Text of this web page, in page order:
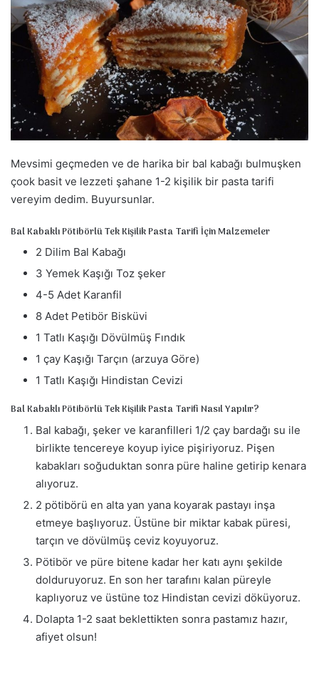
-
p
o
s
t
a
g
ö
n
d
e
r
e
k
Mevsimi geçmeden ve de harika bir bal kabağı bulmuşken
çook basit ve lezzeti şahane 1-2 kişilik bir pasta tarifi
vereyim dedim. Buyursunlar.
Bal Kabaklı Pötibörlü Tek Kişilik Pasta Tarifi İçin Malzemeler
2 Dilim Bal Kabağı
3 Yemek Kaşığı Toz şeker
4-5 Adet Karanfil
8 Adet Petibör Bisküvi
1 Tatlı Kaşığı Dövülmüş Fındık
1 çay Kaşığı Tarçın (arzuya Göre)
1 Tatlı Kaşığı Hindistan Cevizi
Bal Kabaklı Pötibörlü Tek Kişilik Pasta Tarifi Nasıl Yapılır?
Bal kabağı, şeker ve karanfilleri 1/2 çay bardağı su ile
birlikte tencereye koyup iyice pişiriyoruz. Pişen
kabakları soğuduktan sonra püre haline getirip kenara
alıyoruz.
2 pötibörü en alta yan yana koyarak pastayı inşa
etmeye başlıyoruz. Üstüne bir miktar kabak püresi,
tarçın ve dövülmüş ceviz koyuyoruz.
Pötibör ve püre bitene kadar her katı aynı şekilde
dolduruyoruz. En son her tarafını kalan püreyle
kaplıyoruz ve üstüne toz Hindistan cevizi döküyoruz.
Dolapta 1-2 saat beklettikten sonra pastamız hazır,
afiyet olsun!